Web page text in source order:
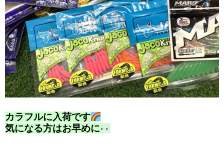
カラフルに入荷です
気になる方はお早めに